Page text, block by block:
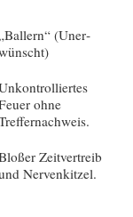
„Bal­lern“ (Uner­
ohne
Zeit­ver­treib
Nervenkitzel.